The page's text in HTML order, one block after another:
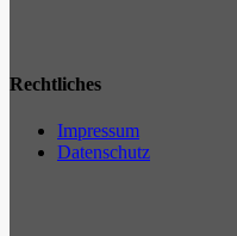
Rechtliches
Impressum
Datenschutz